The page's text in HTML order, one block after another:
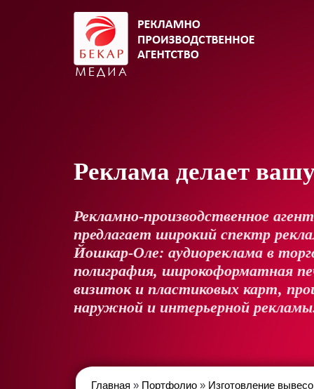
Реклама делает
Рекламно-производственное
предлагает широкий спектр
Йошкар-Оле: аудиореклама в
полиграфия, широкоформатная
визиток и пластиковых карт,
наружной и интерьерной
Главная » Портфолио » Изготовление